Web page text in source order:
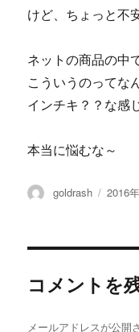
けど、ちょっと不
ネットの商品の中
こういうのってな
インチキ？？な感
本当に悩むな～
投
goldrash
投
2016
コメントを
メールアドレスが公開